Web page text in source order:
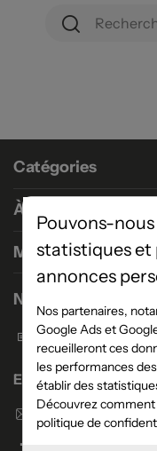
Catégories
À propos
Magasins
Nous contacter
Formulaire de
Enseigne Atlas Home
Envoyer un email
Pouvons-
statistiques et
annonces
Nos partenaires,
Google Ads et
recueilleront ces
les performances
établir des
Découvrez
politique de